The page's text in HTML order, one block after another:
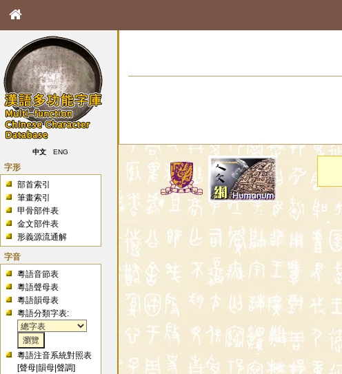
中文 ENG
字形
部首索引
筆畫索引
甲骨部件表
金文部件表
形義源流通解
字音
粵語音節表
粵語聲母表
粵語韻母表
粵語分類字表:
粵語注音系統對照表
[聲母 |韻母 |聲調]